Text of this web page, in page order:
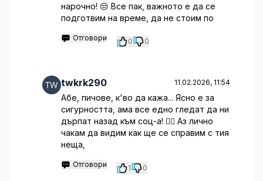
нарочно! 😒 Все пак, важното е да се
подготвим на време, да не стоим по
Отговори 0 0
twkrk290 11.02.2026, 11:54
Абе, пичове, к'во да кажа... Ясно е за
сигурността, ама все едно гледат да ни
дърпат назад към соц-а! 🤦‍♀️ Аз лично
чакам да видим как ще се справим с тия
неща,
Отговори 1 0